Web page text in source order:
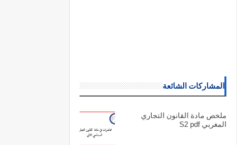
المشاركات الشائعة
ملخص مادة القانون التجاري
المغربي S2 pdf